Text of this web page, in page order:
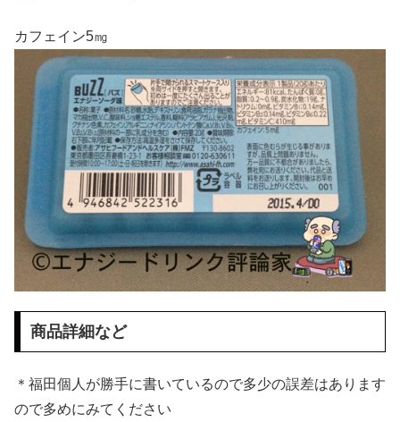
カフェイン5㎎
商品詳細など
＊福田個人が勝手に書いているので多少の誤差はあります
ので多めにみてください